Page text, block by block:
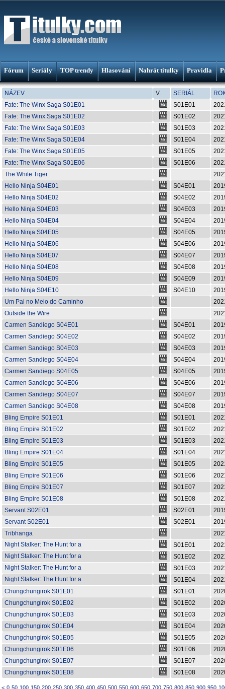
Fórum Seriály TOP trendy Hlasování Nahrát titulky Pravidla
NÁZEV V. SERIÁL
Fate: The Winx Saga S01E01
S01E01
Fate: The Winx Saga S01E02
S01E02
Fate: The Winx Saga S01E03
S01E03
Fate: The Winx Saga S01E04
S01E04
Fate: The Winx Saga S01E05
S01E05
Fate: The Winx Saga S01E06
S01E06
The White Tiger
Hello Ninja S04E01
S04E01
Hello Ninja S04E02
S04E02
Hello Ninja S04E03
S04E03
Hello Ninja S04E04
S04E04
Hello Ninja S04E05
S04E05
Hello Ninja S04E06
S04E06
Hello Ninja S04E07
S04E07
Hello Ninja S04E08
S04E08
Hello Ninja S04E09
S04E09
Hello Ninja S04E10
S04E10
Um Pai no Meio do Caminho
Outside the Wire
Carmen Sandiego S04E01
S04E01
Carmen Sandiego S04E02
S04E02
Carmen Sandiego S04E03
S04E03
Carmen Sandiego S04E04
S04E04
Carmen Sandiego S04E05
S04E05
Carmen Sandiego S04E06
S04E06
Carmen Sandiego S04E07
S04E07
Carmen Sandiego S04E08
S04E08
Bling Empire S01E01
S01E01
Bling Empire S01E02
S01E02
Bling Empire S01E03
S01E03
Bling Empire S01E04
S01E04
Bling Empire S01E05
S01E05
Bling Empire S01E06
S01E06
Bling Empire S01E07
S01E07
Bling Empire S01E08
S01E08
Servant S02E01
S02E01
Servant S02E01
S02E01
Tribhanga
Night Stalker: The Hunt for a
Serial Killer S01E01
S01E01
Night Stalker: The Hunt for a
Serial Killer S01E02
S01E02
Night Stalker: The Hunt for a
Serial Killer S01E03
S01E03
Night Stalker: The Hunt for a
Serial Killer S01E04
S01E04
Chungchungirok S01E01
S01E01
Chungchungirok S01E02
S01E02
Chungchungirok S01E03
S01E03
Chungchungirok S01E04
S01E04
Chungchungirok S01E05
S01E05
Chungchungirok S01E06
S01E06
Chungchungirok S01E07
S01E07
Chungchungirok S01E08
S01E08
< 0 50 100 150 200 250 300 350 400 450 500 550 600 650 700 750 800 850 900 950